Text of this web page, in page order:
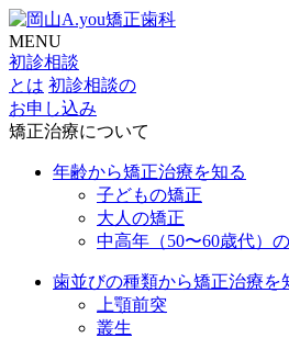
MENU
初診相談
とは 初診相談の
お申し込み
矯正治療について
年齢から矯正治療を知る
子どもの矯正
大人の矯正
中高年（50〜60歳代）
歯並びの種類から矯正治療を
上顎前突
叢生